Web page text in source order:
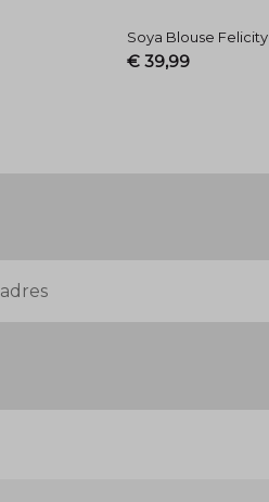
Soya Blouse Felicity
€ 39,99